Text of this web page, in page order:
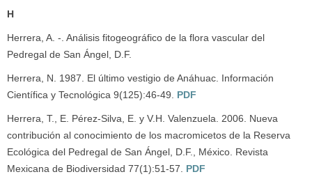
H
Herrera, A. -. Análisis fitogeográfico de la flora vascular del
Pedregal de San Ángel, D.F.
Herrera, N. 1987. El último vestigio de Anáhuac. Información
Científica y Tecnológica 9(125):46-49. PDF
Herrera, T., E. Pérez-Silva, E. y V.H. Valenzuela. 2006. Nueva
contribución al conocimiento de los macromicetos de la Reserva
Ecológica del Pedregal de San Ángel, D.F., México. Revista
Mexicana de Biodiversidad 77(1):51-57. PDF